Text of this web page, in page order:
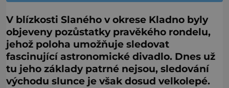
V blízkosti Slaného v okrese Kladno byly
objeveny pozůstatky pravěkého rondelu,
jehož poloha umožňuje sledovat
fascinující astronomické divadlo. Dnes už
tu jeho základy patrné nejsou, sledování
východu slunce je však dosud velkolepé.